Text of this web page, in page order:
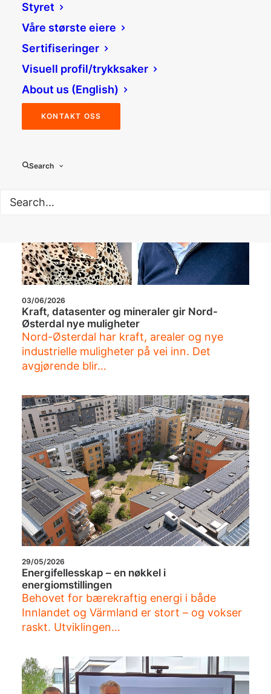
Styret
Våre største eiere
Sertifiseringer
Visuell profil/trykksaker
About us (English)
KONTAKT OSS
Search
Kartlegger mineralforekomster i Tynset – kan
gi grunnlag for lokal verdiskaping
Kartlegging av mineralforekomster i Tynset
er i gang. Målet er å avklare om området
inneholder…
03/06/2026
Kraft, datasenter og mineraler gir Nord-
Østerdal nye muligheter
Nord-Østerdal har kraft, arealer og nye
industrielle muligheter på vei inn. Det
avgjørende blir…
29/05/2026
Energifellesskap – en nøkkel i
energiomstillingen
Behovet for bærekraftig energi i både
Innlandet og Värmland er stort – og vokser
raskt. Utviklingen…